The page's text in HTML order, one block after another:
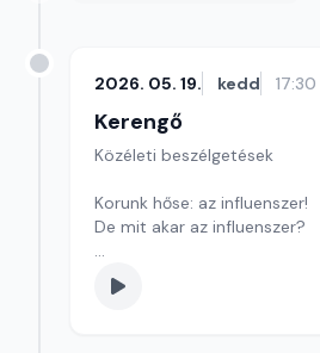
2026. 05. 19. kedd 17:30
Kerengő
Közéleti beszélgetések
Korunk hőse: az influenszer!
De mit akar az influenszer?
Szerkesztő: Sályi András